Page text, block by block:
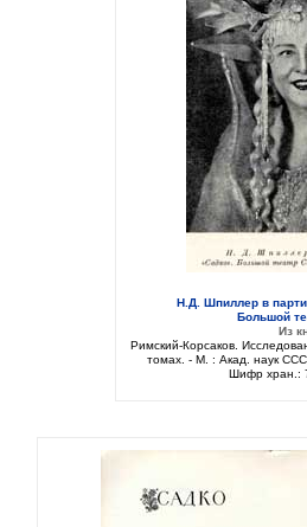
Н.Д. Шпиллер в
Большой
Из
Римский-Корсаков.
томах. - М. : Акад. наук
Шифр хран.: